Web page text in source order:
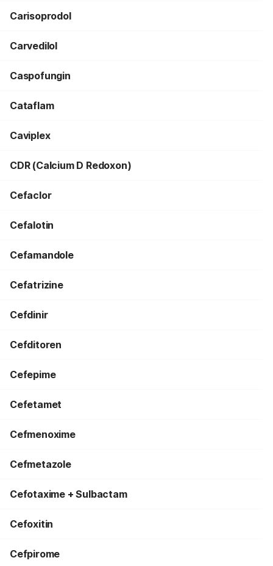
Carisoprodol
Carvedilol
Caspofungin
Cataflam
Caviplex
CDR (Calcium D Redoxon)
Cefaclor
Cefalotin
Cefamandole
Cefatrizine
Cefdinir
Cefditoren
Cefepime
Cefetamet
Cefmenoxime
Cefmetazole
Cefotaxime + Sulbactam
Cefoxitin
Cefpirome